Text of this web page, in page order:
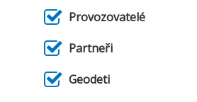
Provozovatelé
Partneři
Geodeti